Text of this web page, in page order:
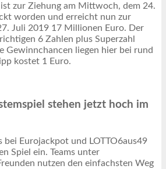
ist zur Ziehung am Mittwoch, dem 24.
worden und erreicht nun zur
Juli 2019 17 Millionen Euro. Der
6 Zahlen plus Superzahl
Gewinnchancen liegen hier bei rund
kostet 1 Euro.
stehen jetzt hoch im
bei Eurojackpot und LOTTO6aus49
Spiel ein. Teams unter
nutzen den einfachsten Weg